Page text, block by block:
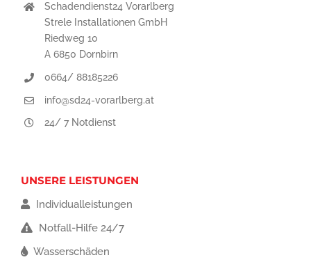
Schadendienst24 Vorarlberg
Strele Installationen GmbH
Riedweg 10
A 6850 Dornbirn
0664/ 88185226
info@sd24-vorarlberg.at
24/ 7 Notdienst
UNSERE LEISTUNGEN
Individualleistungen
Notfall-Hilfe 24/7
Wasserschäden